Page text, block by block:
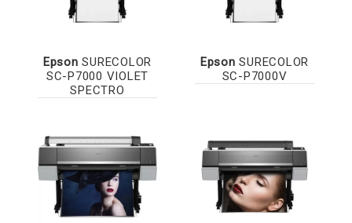
Epson SURECOLOR
SC-P7000 VIOLET
SPECTRO
Epson SURECOLOR
SC-P7000V